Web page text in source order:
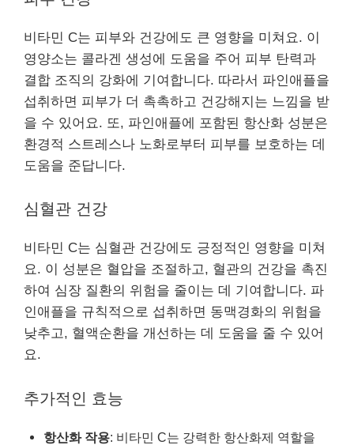
비타민 C는 피부와 건강에도 큰 영향을 미쳐요. 이
영양소는 콜라겐 생성에 도움을 주어 피부 탄력과
결합 조직의 강화에 기여합니다. 따라서 파인애플을
섭취하면 피부가 더 촉촉하고 건강해지는 느낌을 받
을 수 있어요. 또, 파인애플에 포함된 항산화 성분은
환경적 스트레스나 노화로부터 피부를 보호하는 데
도움을 준답니다.
심혈관 건강
비타민 C는 심혈관 건강에도 긍정적인 영향을 미쳐
요. 이 성분은 혈압을 조절하고, 혈관의 건강을 촉진
하여 심장 질환의 위험을 줄이는 데 기여합니다. 파
인애플을 규칙적으로 섭취하면 동맥경화의 위험을
낮추고, 혈액순환을 개선하는 데 도움을 줄 수 있어
요.
추가적인 효능
항산화 작용: 비타민 C는 강력한 항산화제 역할을